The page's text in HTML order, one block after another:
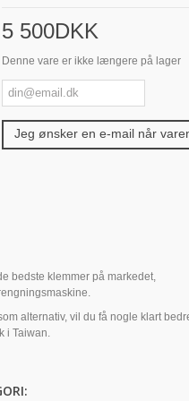
5 500DKK
Denne vare er ikke længere på lager
Jeg ønsker en e-mail når
bedste klemmer på markedet,
alternativ, vil du få nogle klart
i Taiwan.